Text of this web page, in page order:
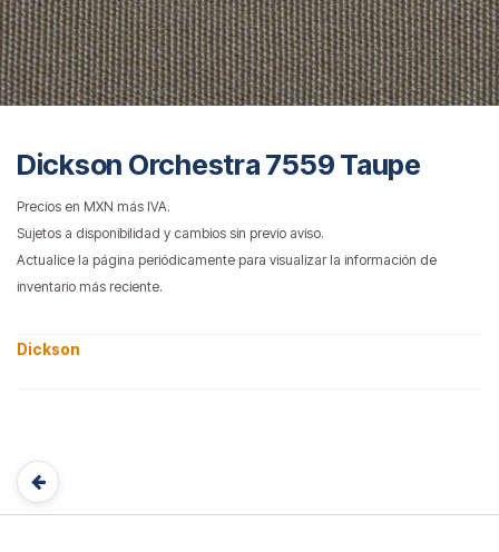
Dickson Orchestra 7559 Taupe
Precios en MXN más IVA.
Sujetos a disponibilidad y cambios sin previo aviso.
Actualice la página periódicamente para visualizar la información de
inventario más reciente.
Dickson